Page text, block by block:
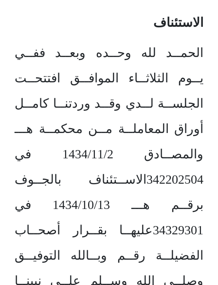
الاستئناف
الحمــد لله وحــده وبعــد ففــي
يــوم الثلاثــاء الموافــق افتتحــت
الجلســة لــدي وقــد وردتنــا كامــل
أوراق المعاملــة مــن محكمــة هـــ
والمصــادق 1434/11/2 في
342202504الاســتئناف بالجــوف
برقــم هـــ 1434/10/13 في
34329301عليهــا بقــرار أصحــاب
الفضيلــة رقــم وبــالله التوفيــق
وصلــى الله وســلم علــى نبينــا